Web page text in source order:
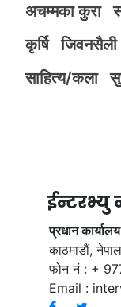
अचम्मका कुरा
कृर्षि
जिवनसैली
साहित्य/कला
प्रधान
काठमाडौं, नेपाल
फोन नं : +
Email :